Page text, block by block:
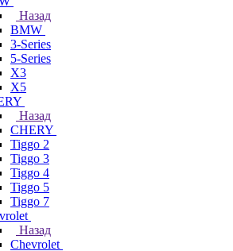
Назад
BMW
3-Series
5-Series
X3
X5
Назад
CHERY
Tiggo 2
Tiggo 3
Tiggo 4
Tiggo 5
Tiggo 7
Назад
Chevrolet